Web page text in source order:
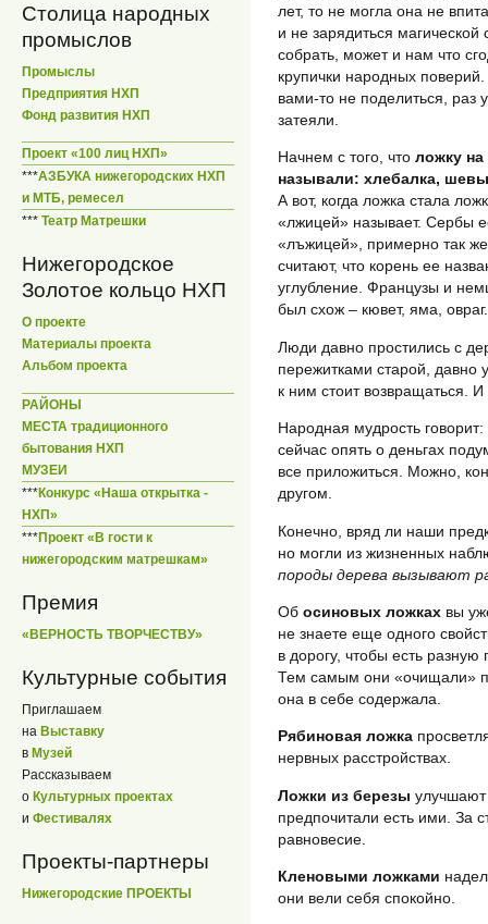
Столица народных
промыслов
Промыслы
Предприятия НХП
Фонд развития НХП
Проект «100 лиц НХП»
***АЗБУКА нижегородских НХП
и МТБ, ремесел
*** Театр Матрешки
Нижегородское
Золотое кольцо НХП
О проекте
Материалы проекта
Альбом проекта
РАЙОНЫ
МЕСТА традиционного
бытования НХП
МУЗЕИ
***Конкурс «Наша открытка -
НХП»
***Проект «В гости к
нижегородским матрешкам»
Премия
«ВЕРНОСТЬ ТВОРЧЕСТВУ»
Культурные события
Приглашаем
на Выставку
в Музей
Рассказываем
о Культурных проектах
и Фестивалях
Проекты-партнеры
Нижегородские ПРОЕКТЫ
лет, то не могла она не
и не зарядиться
собрать, может и нам что
крупички народных
вами-то не поделиться, раз
затеяли.
Начнем с того, что ложку
называли: хлебалка,
А вот, когда ложка стала
«лжицей» называет. Сербы
«лъжицей», примерно так
считают, что корень ее
углубление. Французы и
был схож – кювет, яма, овраг.
Люди давно простились с
пережитками старой,
к ним стоит возвращаться. И
Народная мудрость говорит:
сейчас опять о деньгах
все приложиться. Можно,
другом.
Конечно, вряд ли наши
но могли из жизненных
породы дерева вызывают
Об осиновых ложках вы
не знаете еще одного
в дорогу, чтобы есть
Тем самым они «очищали»
она в себе содержала.
Рябиновая ложка
нервных расстройствах.
Ложки из березы улучшают
предпочитали есть ими. За
равновесие.
Кленовыми ложками
они вели себя спокойно.